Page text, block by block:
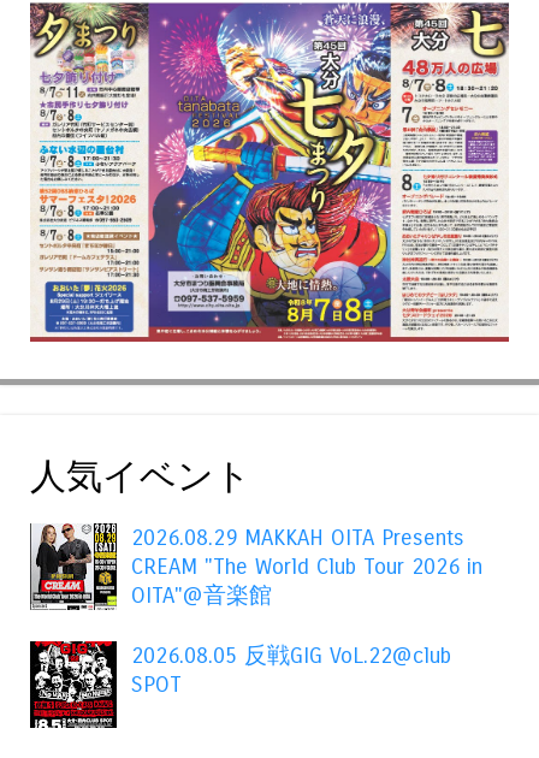
人気イベント
2026.08.29 MAKKAH OITA Presents
CREAM "The World Club Tour 2026 in
OITA"@音楽館
2026.08.05 反戦GIG VoL.22@club
SPOT